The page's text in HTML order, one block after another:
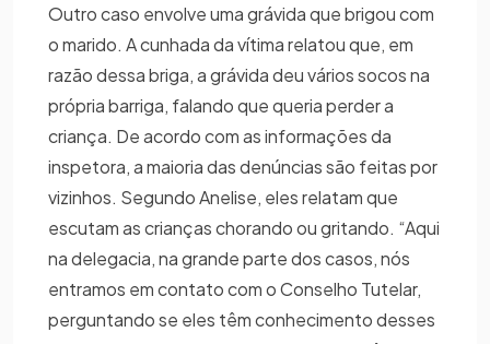
Outro caso envolve uma grávida que brigou com
o marido. A cunhada da vítima relatou que, em
razão dessa briga, a grávida deu vários socos na
própria barriga, falando que queria perder a
criança. De acordo com as informações da
inspetora, a maioria das denúncias são feitas por
vizinhos. Segundo Anelise, eles relatam que
escutam as crianças chorando ou gritando. “Aqui
na delegacia, na grande parte dos casos, nós
entramos em contato com o Conselho Tutelar,
perguntando se eles têm conhecimento desses